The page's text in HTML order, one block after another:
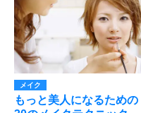
メイク
もっと美人になるための